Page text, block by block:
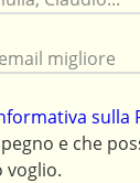
sulla
e che
voglio.